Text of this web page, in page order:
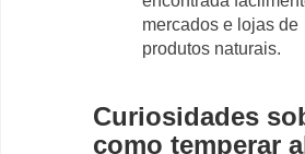
mercados e lojas de
produtos naturais.
Curiosidades
como temperar